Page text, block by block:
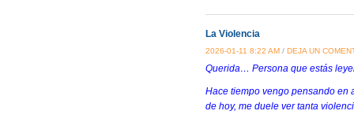
La Violencia
2026-01-11 8:22 AM / DEJA UN
Querida… Persona que estás
Hace tiempo vengo pensando en
de hoy, me duele ver tanta